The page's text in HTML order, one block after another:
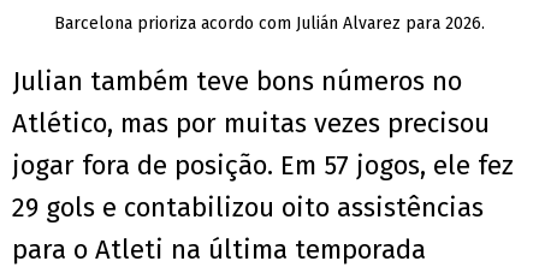
Barcelona prioriza acordo com Julián Alvarez para 2026.
Julian também teve bons números no
Atlético, mas por muitas vezes precisou
jogar fora de posição. Em 57 jogos, ele fez
29 gols e contabilizou oito assistências
para o Atleti na última temporada